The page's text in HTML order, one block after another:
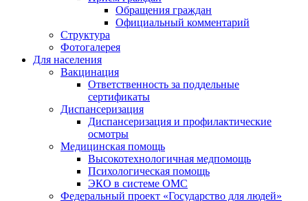
Обращения граждан
Официальный комментарий
Структура
Фотогалерея
Для населения
Вакцинация
Ответственность за поддельные
сертификаты
Диспансеризация
Диспансеризация и профилактические
осмотры
Медицинская помощь
Высокотехнологичная медпомощь
Психологическая помощь
ЭКО в системе ОМС
Федеральный проект «Государство для людей»